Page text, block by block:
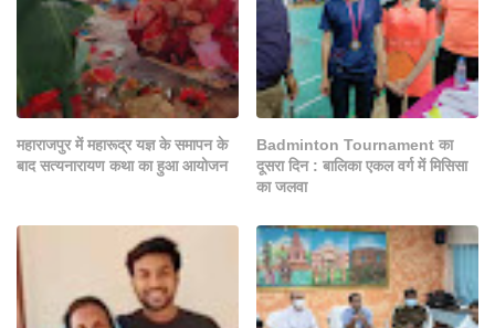
महाराजपुर में महारूद्र यज्ञ के समापन के
बाद सत्यनारायण कथा का हुआ आयोजन
Badminton Tournament का
दूसरा दिन : बालिका एकल वर्ग में मिसिसा
का जलवा